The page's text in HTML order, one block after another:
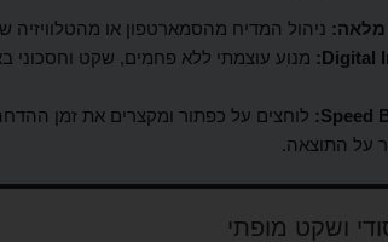
מלאה: ניהול המדיח מהסמארטפון או מהטלוויזיה
Digital
מנוע עוצמתי ללא פחמים, שקט וחסכוני
Speed
לוחצים על כפתור ומקצרים את זמן
על התוצאה.
ושקט מופתי